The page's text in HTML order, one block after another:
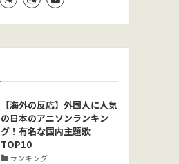
【海外の反応】外国人に人気
の日本のアニソンランキン
グ！有名な国内主題歌
TOP10
ランキング